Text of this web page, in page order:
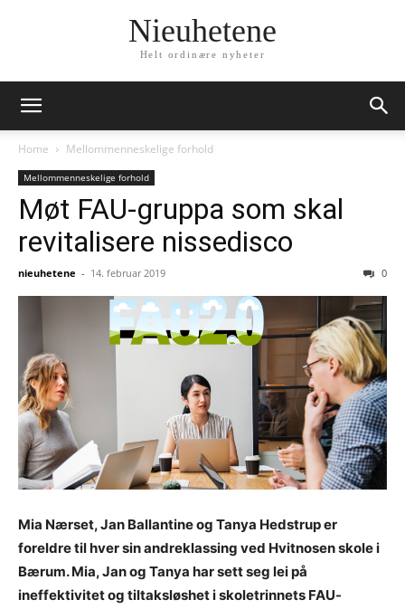
Nieuhetene
Helt ordinære nyheter
Home Mellommenneskelige forhold
Mellommenneskelige forhold
Møt FAU-gruppa som skal
revitalisere nissedisco
nieuhetene - 14. februar 2019 0
Mia Nærset, Jan Ballantine og Tanya Hedstrup er
foreldre til hver sin andreklassing ved Hvitnosen skole i
Bærum. Mia, Jan og Tanya har sett seg lei på
ineffektivitet og tiltaksløshet i skoletrinnets FAU-